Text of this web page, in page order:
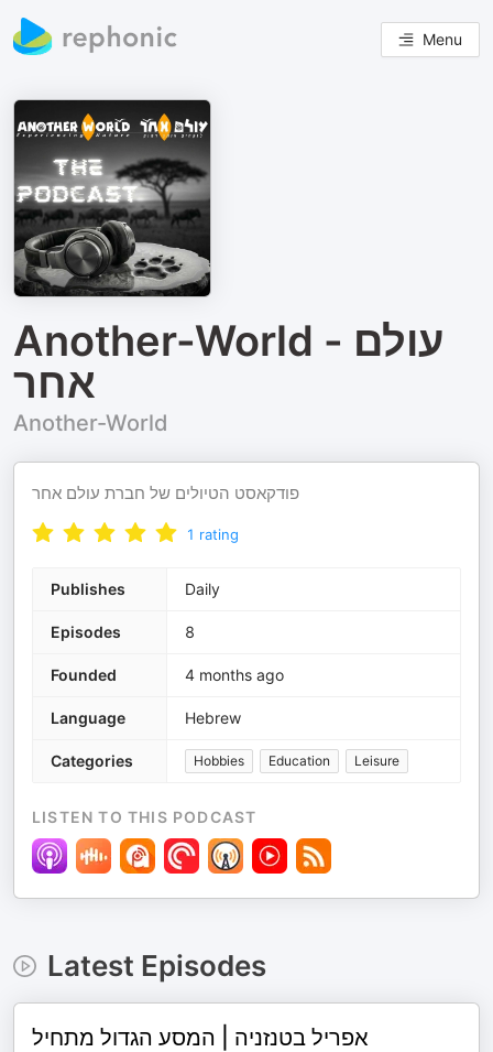
Menu
Another-World - עולם
אחר
Another-World
פודקאסט הטיולים של חברת עולם אחר
1 rating
Publishes Daily
Episodes 8
Founded 4 months ago
Language Hebrew
Categories Hobbies Education Leisure
LISTEN TO THIS PODCAST
Latest Episodes
אפריל בטנזניה | המסע הגדול מתחיל